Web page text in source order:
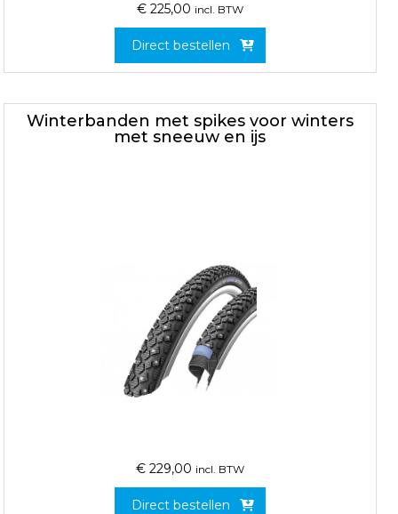
€ 225,00 incl. BTW
Direct bestellen
Winterbanden met spikes voor winters
met sneeuw en ijs
€ 229,00 incl. BTW
Direct bestellen